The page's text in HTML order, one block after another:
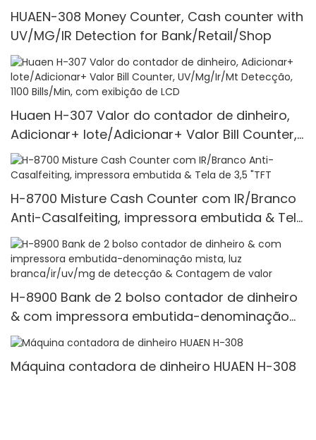
HUAEN-308 Money Counter, Cash counter with
UV/MG/IR Detection for Bank/Retail/Shop
Huaen H-307 Valor do contador de dinheiro,
Adicionar+ lote/Adicionar+ Valor Bill Counter,
UV/Mg/Ir/Mt Detecção, 1100 Bills/Min, com
exibição de LCD
H-8700 Misture Cash Counter com IR/Branco
Anti-Casalfeiting, impressora embutida & Tela
de 3,5 "TFT
H-8900 Bank de 2 bolso contador de dinheiro
& com impressora embutida-denominação
mista, luz branca/ir/uv/mg de detecção &
Contagem de valor
Máquina contadora de dinheiro HUAEN H-308